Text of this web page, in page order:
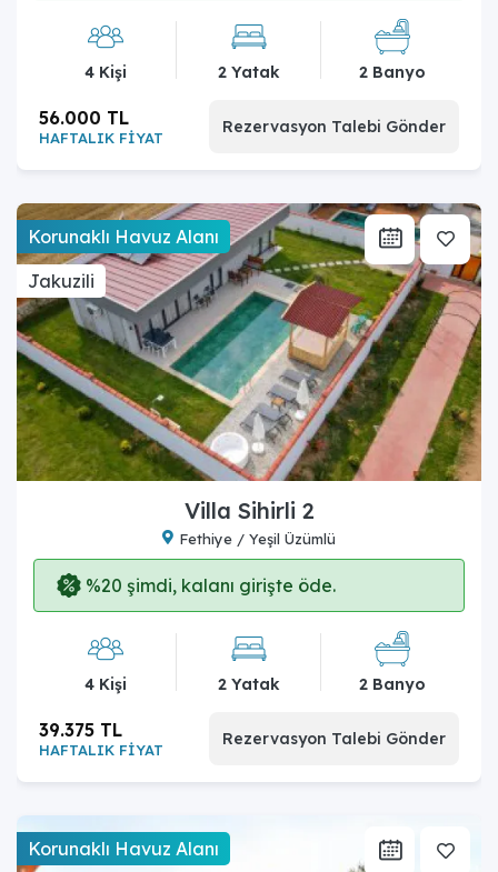
4 Kişi 2 Yatak 2 Banyo
HAFTALIK FİYAT
56.000 TL Rezervasyon Talebi Gönder
Korunaklı Havuz Alanı
Jakuzili
Villa Sihirli 2
Fethiye / Yeşil Üzümlü
%20 şimdi, kalanı girişte öde.
4 Kişi 2 Yatak 2 Banyo
HAFTALIK FİYAT
39.375 TL Rezervasyon Talebi Gönder
Korunaklı Havuz Alanı